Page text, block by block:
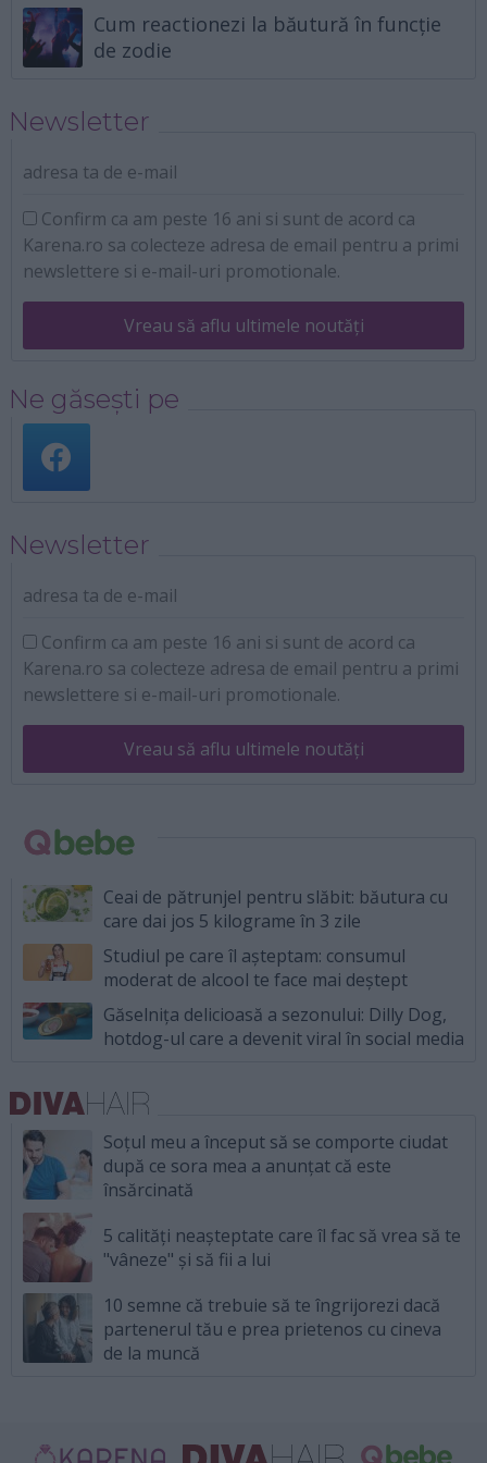
Cum reactionezi la băutură în funcție
de zodie
Newsletter
adresa ta de e-mail
Confirm ca am peste 16 ani si sunt de acord ca
Karena.ro sa colecteze adresa de email pentru a primi
newslettere si e-mail-uri promotionale.
Vreau să aflu ultimele noutăți
Ne găsești pe
Newsletter
adresa ta de e-mail
Confirm ca am peste 16 ani si sunt de acord ca
Karena.ro sa colecteze adresa de email pentru a primi
newslettere si e-mail-uri promotionale.
Vreau să aflu ultimele noutăți
Ceai de pătrunjel pentru slăbit: băutura cu
care dai jos 5 kilograme în 3 zile
Studiul pe care îl așteptam: consumul
moderat de alcool te face mai deștept
Găselnița delicioasă a sezonului: Dilly Dog,
hotdog-ul care a devenit viral în social media
Soțul meu a început să se comporte ciudat
după ce sora mea a anunțat că este
însărcinată
5 calități neașteptate care îl fac să vrea să te
"vâneze" și să fii a lui
10 semne că trebuie să te îngrijorezi dacă
partenerul tău e prea prietenos cu cineva
de la muncă